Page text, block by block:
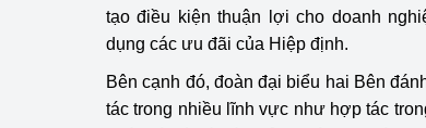
tạo điều kiện thuận lợi cho doanh
dụng các ưu đãi của Hiệp định.
Bên cạnh đó, đoàn đại biểu hai Bên
tác trong nhiều lĩnh vực như hợp tác